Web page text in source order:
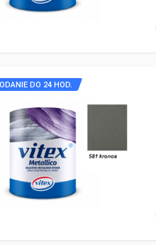
DO 24 HOD.